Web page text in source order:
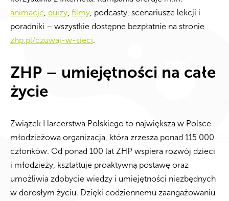
animacje quizy filmy , podcasty, scenariusze lekcji i
poradniki – wszystkie dostępne bezpłatnie na stronie
zhp.pl/czuwaj-w-sieci.
ZHP – umiejętności na całe
życie
Związek Harcerstwa Polskiego to największa w Polsce
młodzieżowa organizacja, która zrzesza ponad 115 000
członków. Od ponad 100 lat ZHP wspiera rozwój dzieci
i młodzieży, kształtuje proaktywną postawę oraz
umożliwia zdobycie wiedzy i umiejętności niezbędnych
w dorosłym życiu. Dzięki codziennemu zaangażowaniu